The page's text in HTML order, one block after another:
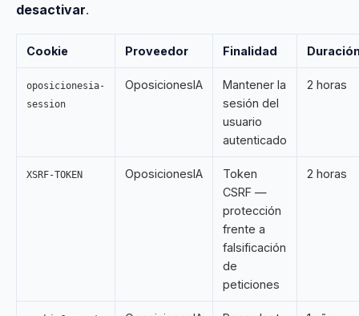
desactivar.
Cookie Proveedor Finalidad
oposicionesia-
session
OposicionesIA
Mantener la
sesión del
usuario
autenticado
2 horas
XSRF-TOKEN OposicionesIA
Token
CSRF —
protección
frente a
falsificación
de
peticiones
2 horas